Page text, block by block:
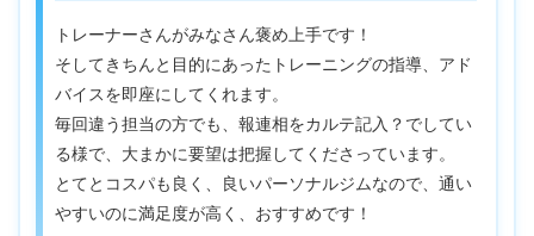
トレーナーさんがみなさん褒め上手です！
そしてきちんと目的にあったトレーニングの指導、アド
バイスを即座にしてくれます。
毎回違う担当の方でも、報連相をカルテ記入？でしてい
る様で、大まかに要望は把握してくださっています。
とてとコスパも良く、良いパーソナルジムなので、通い
やすいのに満足度が高く、おすすめです！